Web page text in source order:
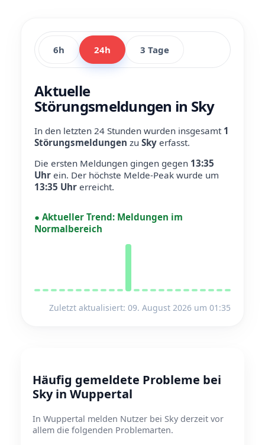
6h 24h 3 Tage
Aktuelle
Störungsmeldungen in Sky
In den letzten 24 Stunden wurden insgesamt 1
Störungsmeldungen zu Sky erfasst.
Die ersten Meldungen gingen gegen 13:35
Uhr ein. Der höchste Melde-Peak wurde um
13:35 Uhr erreicht.
● Aktueller Trend: Meldungen im
Normalbereich
Zuletzt aktualisiert: 09. August 2026 um 01:35
Häufig gemeldete Probleme bei
Sky in Wuppertal
In Wuppertal melden Nutzer bei Sky derzeit vor
allem die folgenden Problemarten.